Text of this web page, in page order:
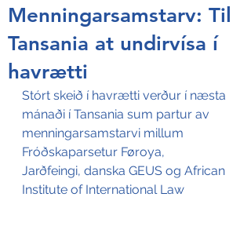
Menningarsamstarv: Til
Tansania at undirvísa í
havrætti
Stórt skeið í havrætti verður í næsta
mánaði í Tansania sum partur av
menningarsamstarvi millum
Fróðskaparsetur Føroya,
Jarðfeingi, danska GEUS og African
Institute of International Law